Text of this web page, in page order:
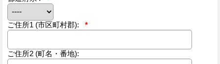
ご住所1 (市区町村郡): *
ご住所2 (町名・番地):